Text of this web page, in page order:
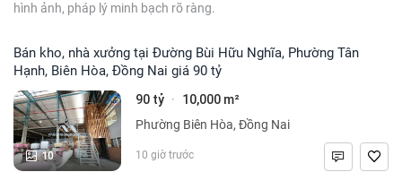
hình ảnh, pháp lý minh bạch rõ ràng.
Bán kho, nhà xưởng tại Đường Bùi Hữu Nghĩa, Phường Tân
Hạnh, Biên Hòa, Đồng Nai giá 90 tỷ
10
90 tỷ · 10,000 m²
Phường Biên Hòa, Đồng Nai
10 giờ trước